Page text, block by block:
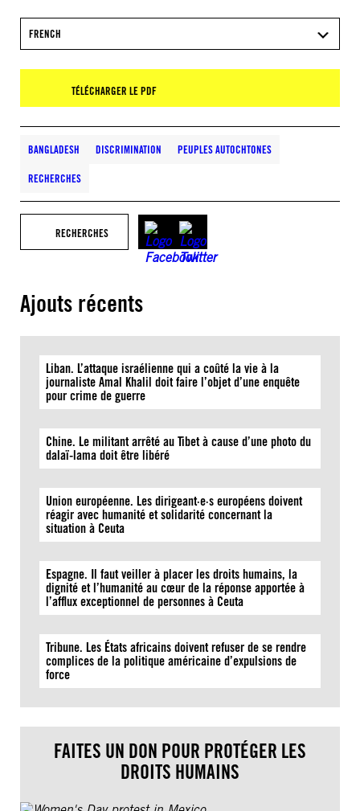
FRENCH
TÉLÉCHARGER LE PDF
BANGLADESH DISCRIMINATION PEUPLES AUTOCHTONES
RECHERCHES
RECHERCHES
Ajouts récents
Liban. L’attaque israélienne qui a coûté la vie à la
journaliste Amal Khalil doit faire l’objet d’une enquête
pour crime de guerre
Chine. Le militant arrêté au Tibet à cause d’une photo du
dalaï-lama doit être libéré
Union européenne. Les dirigeant·e·s européens doivent
réagir avec humanité et solidarité concernant la
situation à Ceuta
Espagne. Il faut veiller à placer les droits humains, la
dignité et l’humanité au cœur de la réponse apportée à
l’afflux exceptionnel de personnes à Ceuta
Tribune. Les États africains doivent refuser de se rendre
complices de la politique américaine d’expulsions de
force
FAITES UN DON POUR PROTÉGER LES
DROITS HUMAINS